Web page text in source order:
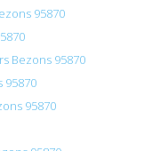
95870
Bezons 95870
95870
95870